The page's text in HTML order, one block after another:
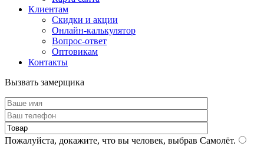
Клиентам
Скидки и акции
Онлайн-калькулятор
Вопрос-ответ
Оптовикам
Контакты
Вызвать замерщика
Пожалуйста, докажите, что вы человек, выбрав Самолёт.